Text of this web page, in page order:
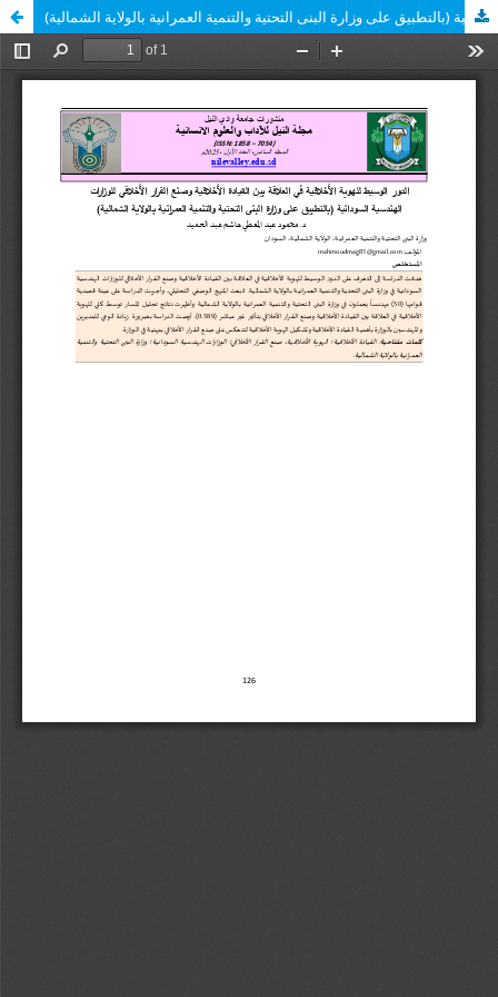
الدور الوسيط للهوية الأخلاقية في العلاقة بين القيادة الأخلاقية وصنع القرار الأخلاقي للوزارات الهندسية السودانية (بالتطبيق على وزارة البنى التحتية والتنمية العمرانية بالولاية الشمالية)